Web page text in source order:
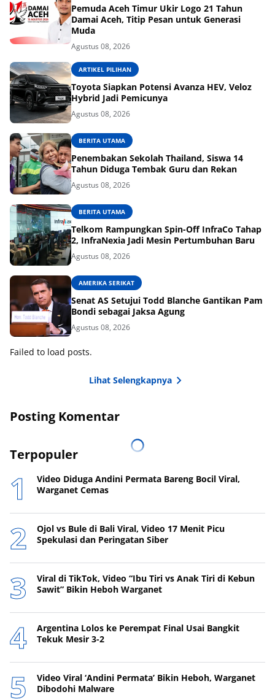
Pemuda Aceh Timur Ukir Logo 21 Tahun
Damai Aceh, Titip Pesan untuk Generasi
Muda
Agustus 08, 2026
ARTIKEL PILIHAN
Toyota Siapkan Potensi Avanza HEV, Veloz
Hybrid Jadi Pemicunya
Agustus 08, 2026
BERITA UTAMA
Penembakan Sekolah Thailand, Siswa 14
Tahun Diduga Tembak Guru dan Rekan
Agustus 08, 2026
BERITA UTAMA
Telkom Rampungkan Spin-Off InfraCo Tahap
2, InfraNexia Jadi Mesin Pertumbuhan Baru
Agustus 08, 2026
AMERIKA SERIKAT
Senat AS Setujui Todd Blanche Gantikan Pam
Bondi sebagai Jaksa Agung
Agustus 08, 2026
Failed to load posts.
Lihat Selengkapnya
Posting Komentar
Terpopuler
Video Diduga Andini Permata Bareng Bocil Viral,
Warganet Cemas
Ojol vs Bule di Bali Viral, Video 17 Menit Picu
Spekulasi dan Peringatan Siber
Viral di TikTok, Video “Ibu Tiri vs Anak Tiri di Kebun
Sawit” Bikin Heboh Warganet
Argentina Lolos ke Perempat Final Usai Bangkit
Tekuk Mesir 3-2
Video Viral ‘Andini Permata’ Bikin Heboh, Warganet
Dibodohi Malware